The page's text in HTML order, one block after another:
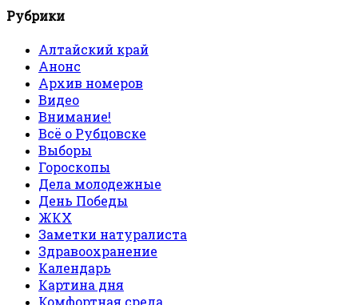
Рубрики
Алтайский край
Анонс
Архив номеров
Видео
Внимание!
Всё о Рубцовске
Выборы
Гороскопы
Дела молодежные
День Победы
ЖКХ
Заметки натуралиста
Здравоохранение
Календарь
Картина дня
Комфортная среда